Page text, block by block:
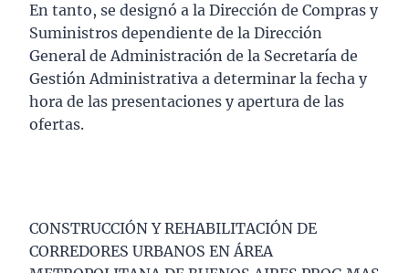
En tanto, se designó a la Dirección de Compras y
Suministros dependiente de la Dirección
General de Administración de la Secretaría de
Gestión Administrativa a determinar la fecha y
hora de las presentaciones y apertura de las
ofertas.
CONSTRUCCIÓN Y REHABILITACIÓN DE
CORREDORES URBANOS EN ÁREA